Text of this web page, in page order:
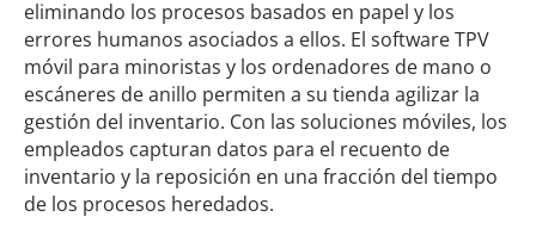
eliminando los procesos basados en papel y los
errores humanos asociados a ellos. El software TPV
móvil para minoristas y los ordenadores de mano o
escáneres de anillo permiten a su tienda agilizar la
gestión del inventario. Con las soluciones móviles, los
empleados capturan datos para el recuento de
inventario y la reposición en una fracción del tiempo
de los procesos heredados.